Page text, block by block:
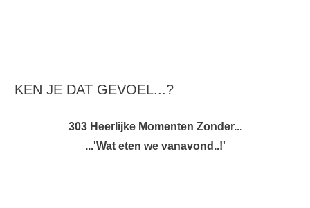
KEN JE DAT GEVOEL...?
303 Heerlijke Momenten Zonder...
...'Wat eten we vanavond..!'